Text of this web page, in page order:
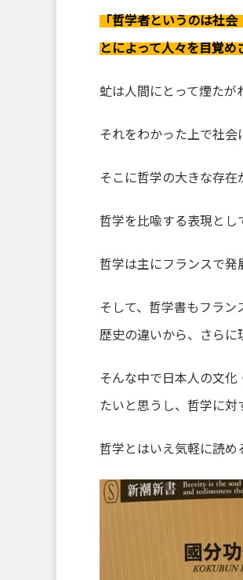
「哲学者というのは社
とによって人々を目覚め
虻は人間にとって煙たが
それをわかった上で社会
そこに哲学の大きな存在
哲学を比喩する表現とし
哲学は主にフランスで発
そして、哲学書もフラ
歴史の違いから、さらに
そんな中で日本人の文
たいと思うし、哲学に
哲学とはいえ気軽に読め